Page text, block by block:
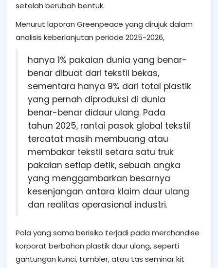
setelah berubah bentuk.
Menurut laporan Greenpeace yang dirujuk dalam
analisis keberlanjutan periode 2025-2026,
hanya 1% pakaian dunia yang benar-
benar dibuat dari tekstil bekas,
sementara hanya 9% dari total plastik
yang pernah diproduksi di dunia
benar-benar didaur ulang. Pada
tahun 2025, rantai pasok global tekstil
tercatat masih membuang atau
membakar tekstil setara satu truk
pakaian setiap detik, sebuah angka
yang menggambarkan besarnya
kesenjangan antara klaim daur ulang
dan realitas operasional industri.
Pola yang sama berisiko terjadi pada merchandise
korporat berbahan plastik daur ulang, seperti
gantungan kunci, tumbler, atau tas seminar kit